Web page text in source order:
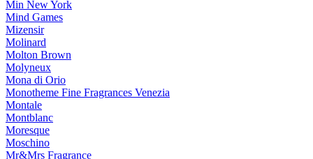
Min New York
Mind Games
Mizensir
Molinard
Molton Brown
Molyneux
Mona di Orio
Monotheme Fine Fragrances Venezia
Montale
Montblanc
Moresque
Moschino
Mr&Mrs Fragrance